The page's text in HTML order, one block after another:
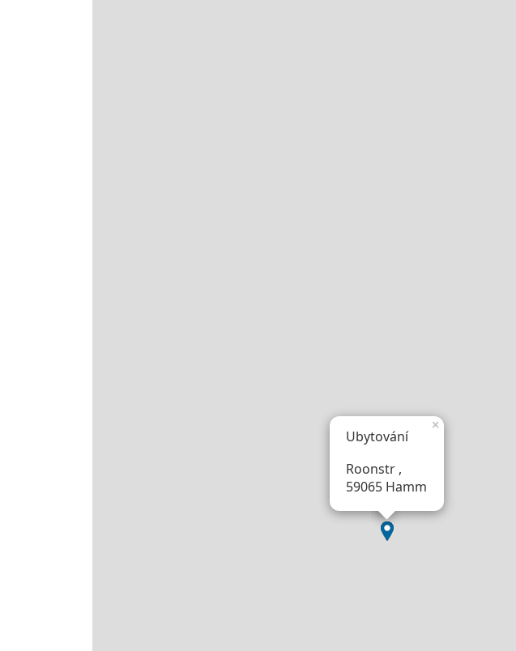
Ubytování
Roonstr ,
59065 Hamm
×